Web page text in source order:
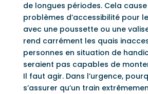
de longues périodes. Cela
problèmes d’accessibilité pour
avec une poussette ou une
rend carrément les quais
personnes en situation de
seraient pas capables de
Il faut agir. Dans l’urgence,
s’assurer qu’un train